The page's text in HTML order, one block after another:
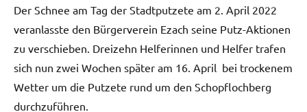
Der Schnee am Tag der Stadtputzete am 2. April 2022
veranlasste den Bürgerverein Ezach seine Putz-Aktionen
zu verschieben. Dreizehn Helferinnen und Helfer trafen
sich nun zwei Wochen später am 16. April bei trockenem
Wetter um die Putzete rund um den Schopflochberg
durchzuführen.